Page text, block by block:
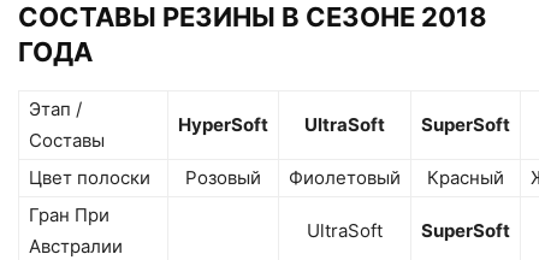
СОСТАВЫ РЕЗИНЫ В СЕЗОНЕ 2018
ГОДА
Этап /
Составы
HyperSoft UltraSoft SuperSoft
Цвет полоски Розовый Фиолетовый Красный
Гран При
Австралии
UltraSoft SuperSoft